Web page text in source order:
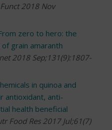
2018 Nov
zero to hero: the
grain amaranth
2018 Sep;131(9):1807-
in quinoa and
antioxidant, anti-
health beneficial
Food Res 2017 Jul;61(7)